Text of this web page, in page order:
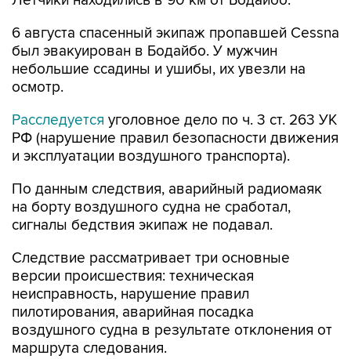
6 августа спасенный экипаж пропавшей Cessna
был эвакуирован в Бодайбо. У мужчин
небольшие ссадины и ушибы, их увезли на
осмотр.
Расследуется уголовное дело по ч. 3 ст. 263 УК
РФ (нарушение правил безопасности движения
и эксплуатации воздушного транспорта).
По данным следствия, аварийный радиомаяк
на борту воздушного судна не сработал,
сигналы бедствия экипаж не подавал.
Следствие рассматривает три основные
версии происшествия: техническая
неисправность, нарушение правил
пилотирования, аварийная посадка
воздушного судна в результате отклонения от
маршрута следования.